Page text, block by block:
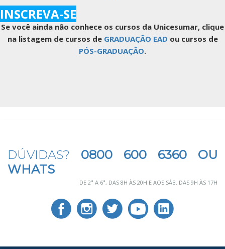
INSCREVA-SE
Se você ainda não conhece os cursos da Unicesumar, clique
na listagem de cursos de GRADUAÇÃO EAD ou cursos de
PÓS-GRADUAÇÃO.
DÚVIDAS? 0800 600 6360 OU
WHATS
DE 2ª A 6ª, DAS 8H ÀS 20H E AOS SÁB. DAS 9H ÀS 17H